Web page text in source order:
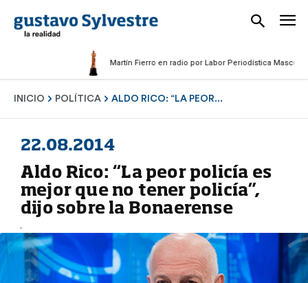
Martín Fierro en radio por Labor Periodística Masculina 2025
INICIO POLÍTICA ALDO RICO: “LA PEOR...
22.08.2014
Aldo Rico: “La peor policía es
mejor que no tener policía”,
dijo sobre la Bonaerense